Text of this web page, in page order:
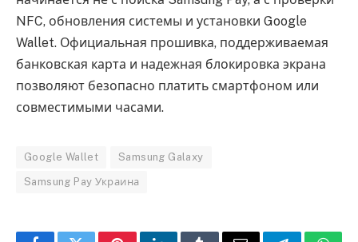
NFC, обновления системы и установки Google
Wallet. Официальная прошивка, поддерживаемая
банковская карта и надежная блокировка экрана
позволяют безопасно платить смартфоном или
совместимыми часами.
Google Wallet Samsung Galaxy
Samsung Pay Украина